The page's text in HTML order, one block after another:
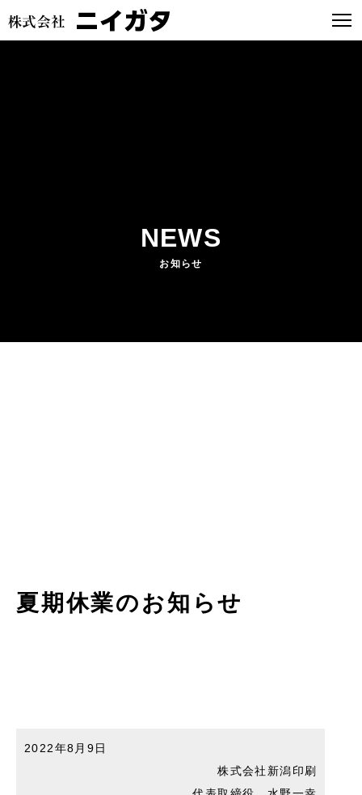
NEWS
お知らせ
夏期休業のお知らせ
2022年8月9日
株式会社新潟印刷